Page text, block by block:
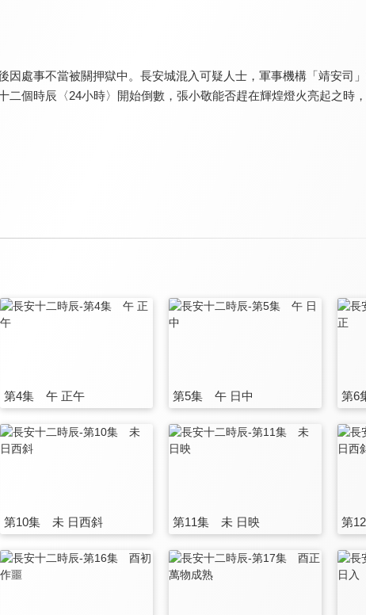
因處事不當被關押獄中。長安城混入可疑人士，軍事機構「靖安司
個時辰〈24小時〉開始倒數，張小敬能否趕在輝煌燈火亮起之時
第4集 午 正午 第5集 午 日中 第6
第10集 未 日西斜 第11集 未 日映 第